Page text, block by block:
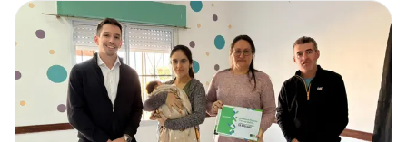
Discursos en la Legislatura
Casa de Gobierno
Acerca de Río Negro